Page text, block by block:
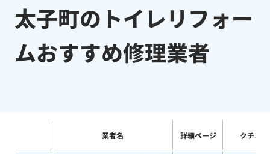
太子町のトイレリフォー
ムおすすめ修理業者
業者名 詳細ページ クチコ